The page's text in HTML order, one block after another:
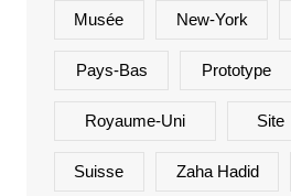
Musée New-York
Pays-Bas Prototype
Royaume-Uni Site
Suisse Zaha Hadid